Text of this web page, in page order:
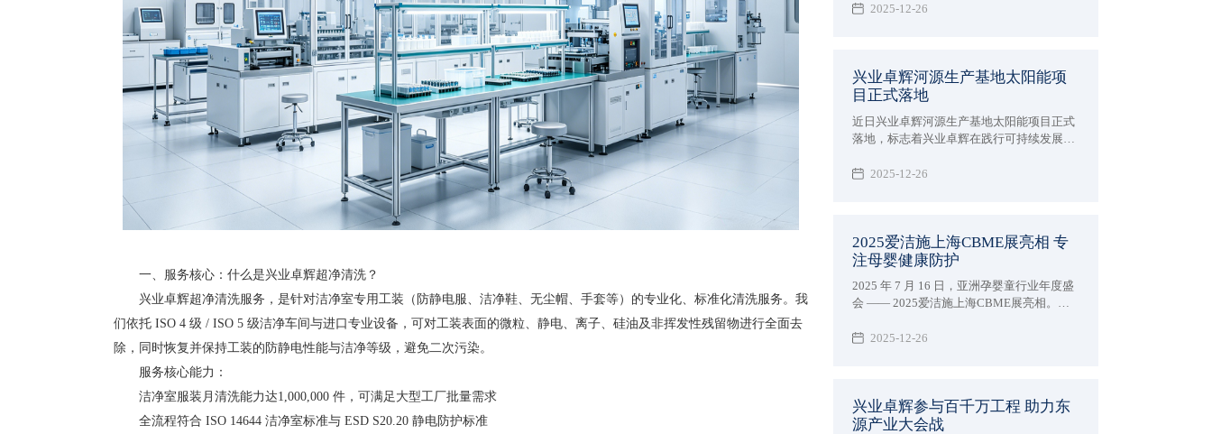
一、服务核心：什么是兴业卓辉超净清洗？
兴业卓辉超净清洗服务，是针对洁净室专用工装（防静电服、洁净鞋、无尘帽、手套等）的专业化、标准化清洗服务。我
们依托 ISO 4 级 / ISO 5 级洁净车间与进口专业设备，可对工装表面的微粒、静电、离子、硅油及非挥发性残留物进行全面去
除，同时恢复并保持工装的防静电性能与洁净等级，避免二次污染。
服务核心能力：
洁净室服装月清洗能力达1,000,000 件，可满足大型工厂批量需求
全流程符合 ISO 14644 洁净室标准与 ESD S20.20 静电防护标准
深圳市兴业卓辉实业有限公司携多款新品与
2025-12-26
兴业卓辉河源生产基地太阳能项
目正式落地
近日兴业卓辉河源生产基地太阳能项目正式
落地，标志着兴业卓辉在践行可持续发展理
伐，为制造业绿色转型注入强劲动力。
2025-12-26
2025爱洁施上海CBME展亮相 专
注母婴健康防护
2025 年 7 月 16 日，亚洲孕婴童行业年度盛
会 —— 2025爱洁施上海CBME展亮相。兴
1E38 展位，携全系列创新产品与行业前沿
2025-12-26
兴业卓辉参与百千万工程 助力东
源产业大会战